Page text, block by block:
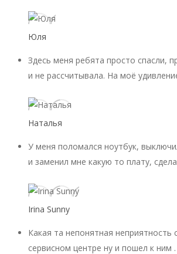
Юля
Здесь меня ребята просто спасли,
и не рассчитывала. На моё
Наталья
У меня поломался ноутбук,
и заменил мне какую то плату,
Irina Sunny
Какая та непонятная
сервисном центре ну и пошел к ним